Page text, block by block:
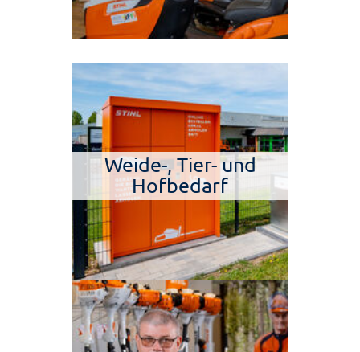
Weide-, Tier- und
Hofbedarf